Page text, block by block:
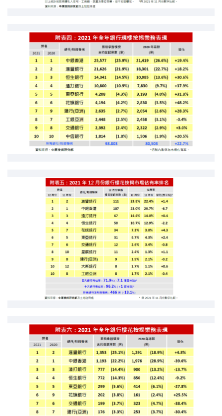
按揭百科
实时银行资讯
装修·保险优惠
免费装修转介服务
装修设计专栏
火险、家居、宠物保险
保险资讯专栏
网上申请按揭转介
条款及细则
本网页所提供资料仅作参考用途。
若因错漏而引致任何不便或损失，中原按揭概不负责。
本网站采用无障碍网页设计，如有任何问题，可查询：
2889 2886 / cmb@mail.centanet.com
| 网上搵楼 |
中原工商铺
© 2026 中原按揭经纪有限公司 Centaline Mortgage Broker Limited 版权所有